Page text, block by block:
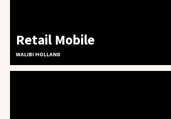
Retail Mobile
WALIBI HOLLAND